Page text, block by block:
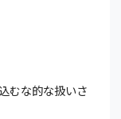
むな的な扱いさ